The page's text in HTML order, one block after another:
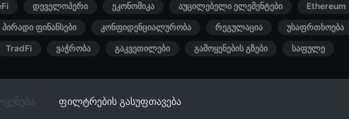
დეველოპერი ეკონომიკა აუცილებელი ელემენტები Ethereum
პირადი ფინანსები კონფიდენციალურობა რეგულაცია უსაფრთხოება
TradFi ვაჭრობა გაკვეთილები გამოყენების გზები საფულე
ფილტრების გასუფთავება